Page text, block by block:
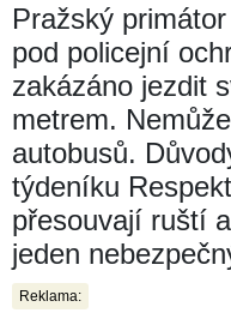
Pražský
pod policejní
zakázáno jezdit
metrem.
autobusů.
týdeníku
přesouvají ruští
jeden
Reklama: